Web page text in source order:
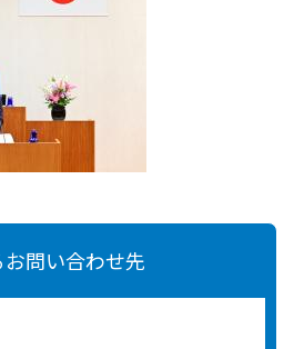
問い合わせ先